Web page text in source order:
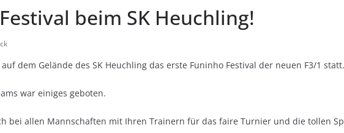
beim SK Heuchling!
dem Gelände des SK Heuchling das erste Funinho Festival der neuen F3/1 statt.
war einiges geboten.
bei allen Mannschaften mit Ihren Trainern für das faire Turnier und die tollen